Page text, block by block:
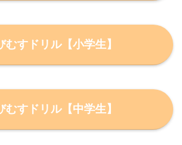
むすドリル【小学生】
むすドリル【中学生】